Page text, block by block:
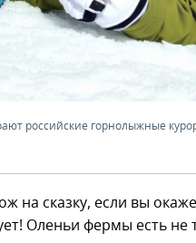
российские горнолыжные
на сказку, если вы
Оленьи фермы есть не